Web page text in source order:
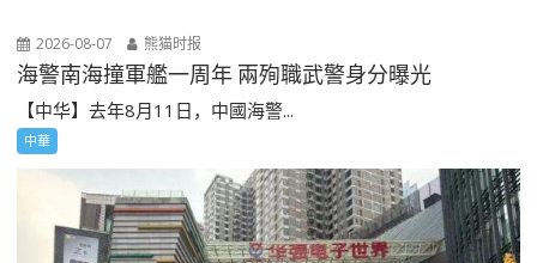
2026-08-07 熊猫时报
海警南海撞軍艦一周年 兩殉職武警身分曝光
【中华】去年8月11日，中國海警...
中華